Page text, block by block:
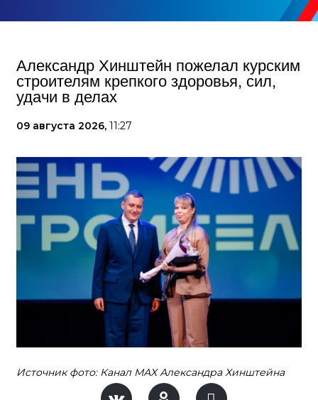
Александр Хинштейн пожелал курским
строителям крепкого здоровья, сил,
удачи в делах
09 августа 2026, 11:27
Источник фото: Канал МАХ Александра Хинштейна